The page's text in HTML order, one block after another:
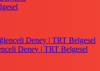
Deney | TRT Belgesel